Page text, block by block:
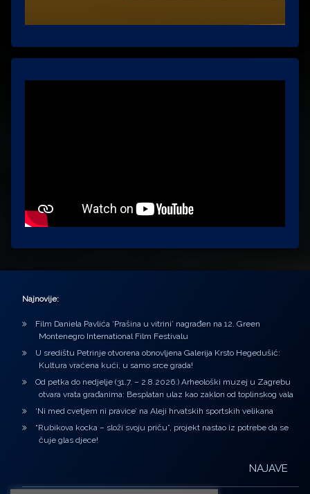
Najnovije:
Film Daniela Pavlića ‘Prašina u vitrini’ nagrađen na 12. Green
Montenegro International Film Festivalu
U središtu Petrinje otvorena obnovljena Galerija Krsto Hegedušić:
Kultura vraćena kući, u samo srce grada!
Od petka do nedjelje (31.7. – 2.8.2026.) Arheološki muzej u Zagrebu
otvara vrata građanima: Besplatan ulaz kao zaklon od toplinskog vala
‘Ni med cvetjem ni pravice’ na Aleji hrvatskih sportskih velikana
“Rubikova kocka – složi svoju priču”, projekt nastao iz potrebe da se
čuje glas djece!
NAJAVE